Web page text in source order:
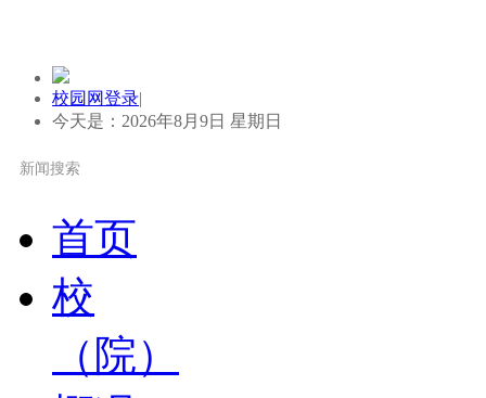
校园网登录|
今天是：2026年8月9日 星期日
首页
校
（院）